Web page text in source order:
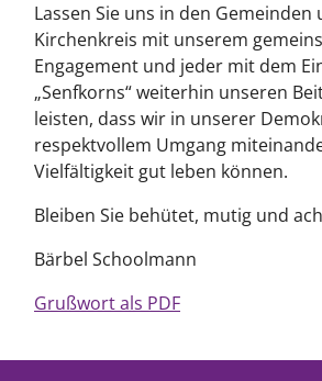
Lassen Sie uns in den Gemeinden
Kirchenkreis mit unserem
Engagement und jeder mit dem
„Senfkorns“ weiterhin unseren
leisten, dass wir in unserer
respektvollem Umgang
Vielfältigkeit gut leben können.
Bleiben Sie behütet, mutig und
Bärbel Schoolmann
Grußwort als PDF